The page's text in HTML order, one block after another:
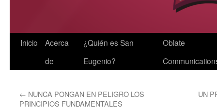
Saltar
Inicio
Acerca
de
¿Quién es San
Eugenio?
Oblate
← NUNCA PONGAN EN PELIGRO LOS
PRINCIPIOS FUNDAMENTALES
UN